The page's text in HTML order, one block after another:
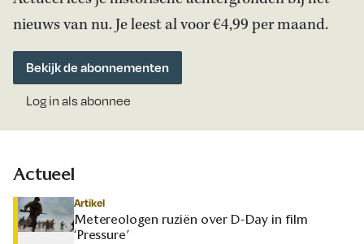
nieuws van nu. Je leest al voor €4,99 per maand.
Bekijk de abonnementen
Log in als abonnee
Actueel
Artikel
Metereologen ruziën over D-Day in film
‘Pressure’